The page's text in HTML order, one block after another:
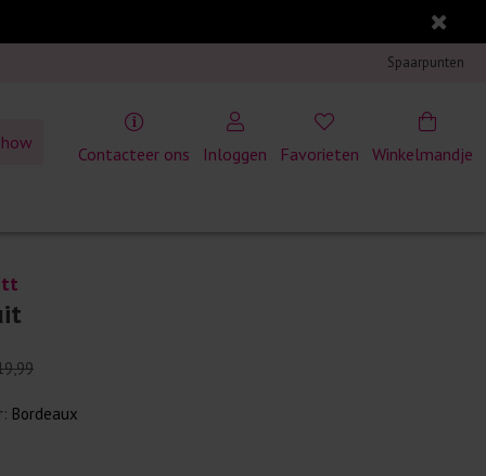
Spaarpunten
Winkelmandje
Contacteer ons Inloggen Favorieten
Bordeaux